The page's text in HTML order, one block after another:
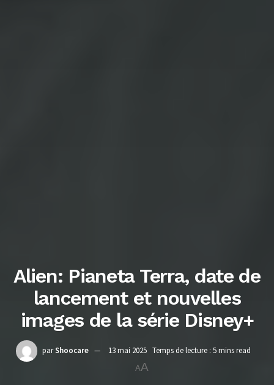
Alien: Pianeta Terra, date de
lancement et nouvelles
images de la série Disney+
par Shoocare 13 mai 2025 Temps de lecture : 5 mins read
AA